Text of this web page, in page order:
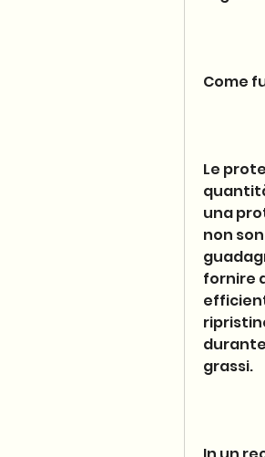
Come
Le
una
non
fornire
grassi.